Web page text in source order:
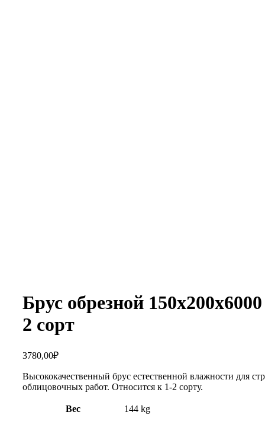
Брус обрезной
2 сорт
3780,00₽
Высококачественный брус естественной влажности для
облицовочных работ. Относится к 1-2 сорту.
Вес 144 kg